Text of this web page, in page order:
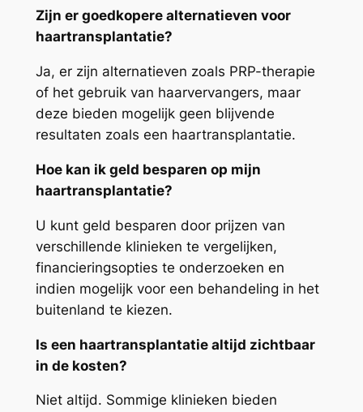
Zijn er goedkopere alternatieven voor
haartransplantatie?
Ja, er zijn alternatieven zoals PRP-therapie
of het gebruik van haarvervangers, maar
deze bieden mogelijk geen blijvende
resultaten zoals een haartransplantatie.
Hoe kan ik geld besparen op mijn
haartransplantatie?
U kunt geld besparen door prijzen van
verschillende klinieken te vergelijken,
financieringsopties te onderzoeken en
indien mogelijk voor een behandeling in het
buitenland te kiezen.
Is een haartransplantatie altijd zichtbaar
in de kosten?
Niet altijd. Sommige klinieken bieden